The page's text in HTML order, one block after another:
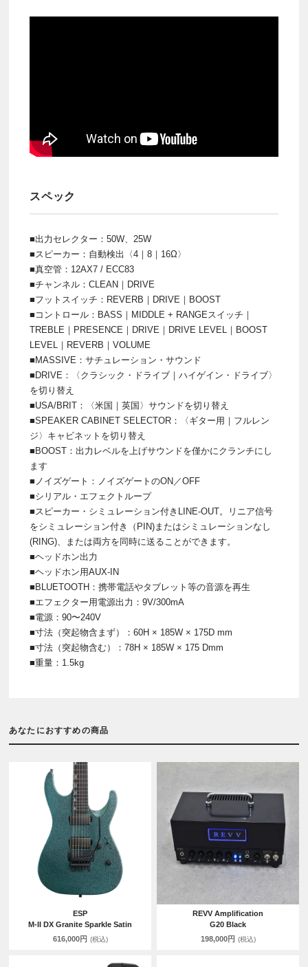
スペック
■出力セレクター：50W、25W
■スピーカー：自動検出〈4｜8｜16Ω〉
■真空管：12AX7 / ECC83
■チャンネル：CLEAN｜DRIVE
■フットスイッチ：REVERB｜DRIVE｜BOOST
■コントロール：BASS｜MIDDLE + RANGEスイッチ｜
TREBLE｜PRESENCE｜DRIVE｜DRIVE LEVEL｜BOOST
LEVEL｜REVERB｜VOLUME
■MASSIVE：サチュレーション・サウンド
■DRIVE：〈クラシック・ドライブ｜ハイゲイン・ドライブ〉
を切り替え
■USA/BRIT：〈米国｜英国〉サウンドを切り替え
■SPEAKER CABINET SELECTOR：〈ギター用｜フルレン
ジ〉キャビネットを切り替え
■BOOST：出力レベルを上げサウンドを僅かにクランチにし
ます
■ノイズゲート：ノイズゲートのON／OFF
■シリアル・エフェクトループ
■スピーカー・シミュレーション付きLINE-OUT。リニア信号
をシミュレーション付き（PIN)またはシミュレーションなし
(RING)、または両方を同時に送ることができます。
■ヘッドホン出力
■ヘッドホン用AUX-IN
■BLUETOOTH：携帯電話やタブレット等の音源を再生
■エフェクター用電源出力：9V/300mA
■電源：90〜240V
■寸法（突起物含まず）：60H × 185W × 175D mm
■寸法（突起物含む）：78H × 185W × 175 Dmm
■重量：1.5kg
あなたにおすすめの商品
ESP
M-II DX Granite Sparkle Satin
616,000円 (税込)
REVV Amplification
G20 Black
198,000円 (税込)